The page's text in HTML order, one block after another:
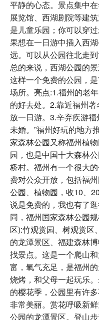
平静的心态。景点集中
展览馆、西湖剧院等建
是儿童乐园；你可以穿
果想在一日游中插入西
远。可以从公园往北走
总的来说，西湖公园的
这样一个免费的公园，
场所。亮点:1.福州的老
的好去处。2.靠近福州
放一日游。3.辛弃疾游
未婚。”福州好玩的地方
家森林公园又称福州植
园，也是中国十大森林
桥村。福州有一个很大
费对公众开放，包括福
公园、植物园，收10、
说是免费的，我也有了
同，福州国家森林公园
区):竹观赏园、树观赏区
的龙潭景区、福建森林
找景点。这是一个爬山
富，氧气充足，是福州
烧烤，和父母一起玩乐
的樱花季，公园里有许
非常美丽。赏花呼吸新
公园的龙潭景区。登山